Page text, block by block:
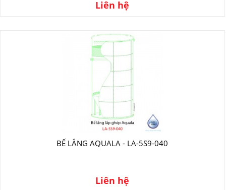
Liên hệ
BỂ LẮNG AQUALA - LA-5S9-040
Liên hệ